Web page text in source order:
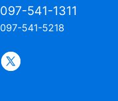
097-541-1311
097-541-5218